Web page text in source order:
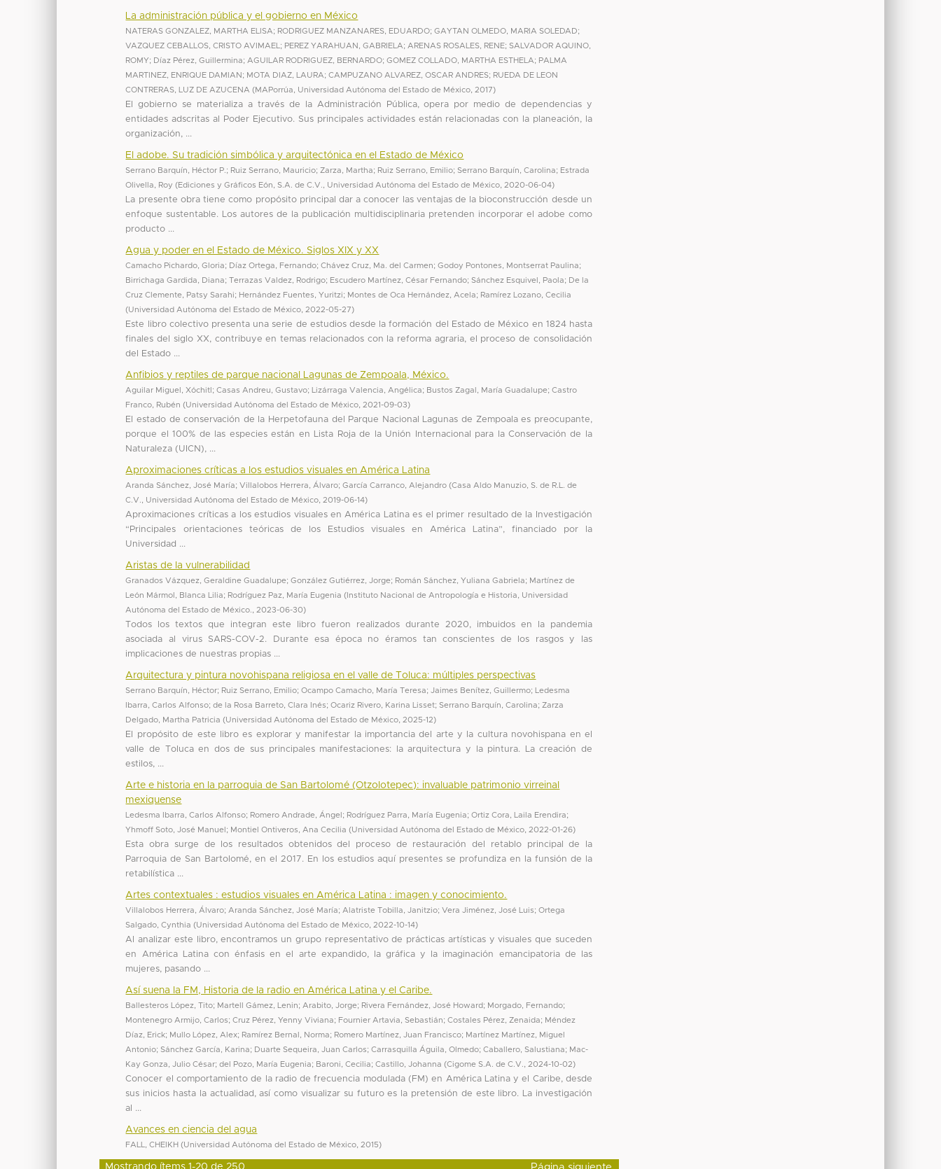
La administración pública y el gobierno en México
NATERAS GONZALEZ, MARTHA ELISA; RODRIGUEZ MANZANARES, EDUARDO;GAYTAN OLMEDO, MARIA SOLEDAD;
VAZQUEZ CEBALLOS, CRISTO AVIMAEL ; PEREZ YARAHUAN, GABRIELA; ARENAS ROSALES, RENE;SALVADOR AQUINO,
ROMY; Díaz Pérez, Guillermina; AGUILAR RODRIGUEZ, BERNARDO;GOMEZ COLLADO, MARTHA ESTHELA; PALMA
MARTINEZ, ENRIQUE DAMIAN ; MOTA DIAZ, LAURA;CAMPUZANO ALVAREZ, OSCAR ANDRES; RUEDA DE LEON
CONTRERAS, LUZ DE AZUCENA (MAPorrúa, Universidad Autónoma del Estado de México 2017)
El gobierno se materializa a través de la Administración Pública, opera por medio de dependencias y
entidades adscritas al Poder Ejecutivo. Sus principales actividades están relacionadas con la planeación, la
organización, ...
El adobe. Su tradición simbólica y arquitectónica en el Estado de México
Serrano Barquín, Héctor P. ; Ruiz Serrano, Mauricio;Zarza, Martha; Ruiz Serrano, Emilio;Serrano Barquín, Carolina; Estrada
Olivella, Roy (Ediciones y Gráficos Eón, S.A. de C.V., Universidad Autónoma del Estado de México 2020-06-04)
La presente obra tiene como propósito principal dar a conocer las ventajas de la bioconstrucción desde un
enfoque sustentable. Los autores de la publicación multidisciplinaria pretenden incorporar el adobe como
producto ...
Agua y poder en el Estado de México. Siglos XIX y XX
Camacho Pichardo, Gloria; Díaz Ortega, Fernando;Chávez Cruz, Ma. del Carmen;Godoy Pontones, Montserrat Paulina;
Birrichaga Gardida, Diana;Terrazas Valdez, Rodrigo; Escudero Martínez, César Fernando;Sánchez Esquivel, Paola; De la
Cruz Clemente, Patsy Sarahi; Hernández Fuentes, Yuritzi; Montes de Oca Hernández, Acela; Ramírez Lozano, Cecilia
(Universidad Autónoma del Estado de México 2022-05-27)
Este libro colectivo presenta una serie de estudios desde la formación del Estado de México en 1824 hasta
finales del siglo XX, contribuye en temas relacionados con la reforma agraria, el proceso de consolidación
del Estado ...
Anfibios y reptiles de parque nacional Lagunas de Zempoala, México.
Aguilar Miguel, Xóchitl ;Casas Andreu, Gustavo; Lizárraga Valencia, Angélica; Bustos Zagal, María Guadalupe;Castro
Franco, Rubén (Universidad Autónoma del Estado de México 2021-09-03)
El estado de conservación de la Herpetofauna del Parque Nacional Lagunas de Zempoala es preocupante,
porque el 100% de las especies están en Lista Roja de la Unión Internacional para la Conservación de la
Naturaleza (UICN), ...
Aproximaciones críticas a los estudios visuales en América Latina
Aranda Sánchez, José María;Villalobos Herrera, Álvaro;García Carranco, Alejandro (Casa Aldo Manuzio, S. de R.L. de
C.V., Universidad Autónoma del Estado de México
2019-06-14)
Aproximaciones críticas a los estudios visuales en América Latina es el primer resultado de la Investigación
“Principales orientaciones teóricas de los Estudios visuales en América Latina”, financiado por la
Universidad ...
Aristas de la vulnerabilidad
Granados Vázquez, Geraldine Guadalupe;González Gutiérrez, Jorge; Román Sánchez, Yuliana Gabriela; Martínez de
León Mármol, Blanca Lilia; Rodríguez Paz, María Eugenia ( Instituto Nacional de Antropología e Historia, Universidad
Autónoma del Estado de México.
2023-06-30)
Todos los textos que integran este libro fueron realizados durante 2020, imbuidos en la pandemia
asociada al virus SARS-COV-2. Durante esa época no éramos tan conscientes de los rasgos y las
implicaciones de nuestras propias ...
Arquitectura y pintura novohispana religiosa en el valle de Toluca: múltiples perspectivas
Serrano Barquín, Héctor; Ruiz Serrano, Emilio;Ocampo Camacho, María Teresa;Jaimes Benítez, Guillermo;
Ledesma
Ibarra, Carlos Alfonso;de la Rosa Barreto, Clara Inés;Ocariz Rivero, Karina Lisset;Serrano Barquín, Carolina;Zarza
Delgado, Martha Patricia (Universidad Autónoma del Estado de México 2025-12)
El propósito de este libro es explorar y manifestar la importancia del arte y la cultura novohispana en el
valle de Toluca en dos de sus principales manifestaciones: la arquitectura y la pintura. La creación de
estilos, ...
Arte e historia en la parroquia de San Bartolomé (Otzolotepec): invaluable patrimonio virreinal
mexiquense
Ledesma Ibarra, Carlos Alfonso; Romero Andrade, Ángel ; Rodríguez Parra, María Eugenia;Ortiz Cora, Laila Erendira;
Yhmoff Soto, José Manuel ; Montiel Ontiveros, Ana Cecilia (Universidad Autónoma del Estado de México 2022-01-26)
Esta obra surge de los resultados obtenidos del proceso de restauración del retablo principal de la
Parroquia de San Bartolomé, en el 2017. En los estudios aquí presentes se profundiza en la funsión de la
retabilística ...
Artes contextuales : estudios visuales en América Latina : imagen y conocimiento.
Villalobos Herrera, Álvaro; Aranda Sánchez, José María; Alatriste Tobilla, Janitzio;Vera Jiménez, José Luis;Ortega
Salgado, Cynthia (Universidad Autónoma del Estado de México 2022-10-14)
Al analizar este libro, encontramos un grupo representativo de prácticas artísticas y visuales que suceden
en América Latina con énfasis en el arte expandido, la gráfica y la imaginación emancipatoria de las
mujeres, pasando ...
Así suena la FM, Historia de la radio en América Latina y el Caribe.
Ballesteros López, Tito; Martell Gámez, Lenin; Arabito, Jorge; Rivera Fernández, José Howard; Morgado, Fernando;
Montenegro Armijo, Carlos;Cruz Pérez, Yenny Viviana; Fournier Artavia, Sebastián;Costales Pérez, Zenaida; Méndez
Díaz, Erick; Mullo López, Alex; Ramírez Bernal, Norma; Romero Martínez, Juan Francisco; Martínez Martínez, Miguel
Antonio;Sánchez García, Karina; Duarte Sequeira, Juan Carlos;Carrasquilla Águila, Olmedo;Caballero, Salustiana; Mac-
Kay Gonza, Julio César;del Pozo, María Eugenia; Baroni, Cecilia;Castillo, Johanna (Cigome S.A. de C.V. 2024-10-02)
Conocer el comportamiento de la radio de frecuencia modulada (FM) en América Latina y el Caribe, desde
sus inicios hasta la actualidad, así como visualizar su futuro es la pretensión de este libro. La investigación
al ...
Avances en ciencia del agua
FALL, CHEIKH (Universidad Autónoma del Estado de México 2015)
Mostrando ítems 1-20 de 250